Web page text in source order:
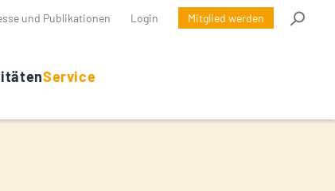
und Publikationen Login Mitglied werden
Service